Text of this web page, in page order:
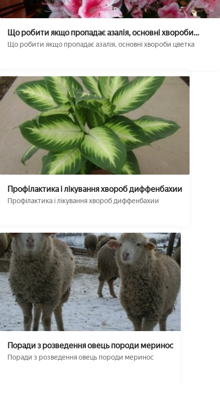
Що робити якщо пропадає азалія, основні хвороби
квітки
Що робити якщо пропадає азалія, основні хвороби цветка
Профілактика і лікування хвороб диффенбахии
Профілактика і лікування хвороб диффенбахии
Поради з розведення овець породи меринос
Поради з розведення овець породи меринос